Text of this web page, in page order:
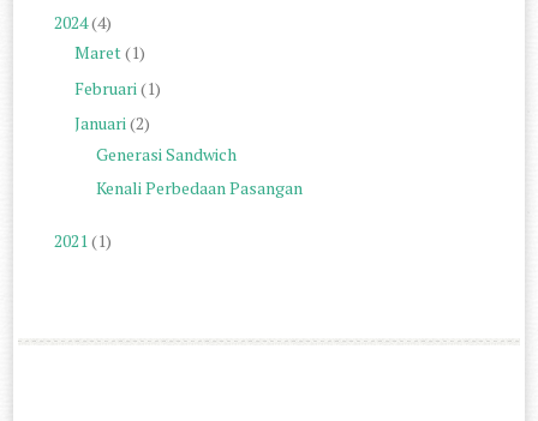
2024(4)
Maret(1)
Februari(1)
Januari(2)
Generasi Sandwich
Kenali Perbedaan Pasangan
2021(1)